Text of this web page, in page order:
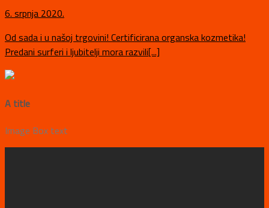
6. srpnja 2020.
Od sada i u našoj trgovini! Certificirana organska kozmetika!
Predani surferi i ljubitelji mora razvili[...]
A title
Image Box text